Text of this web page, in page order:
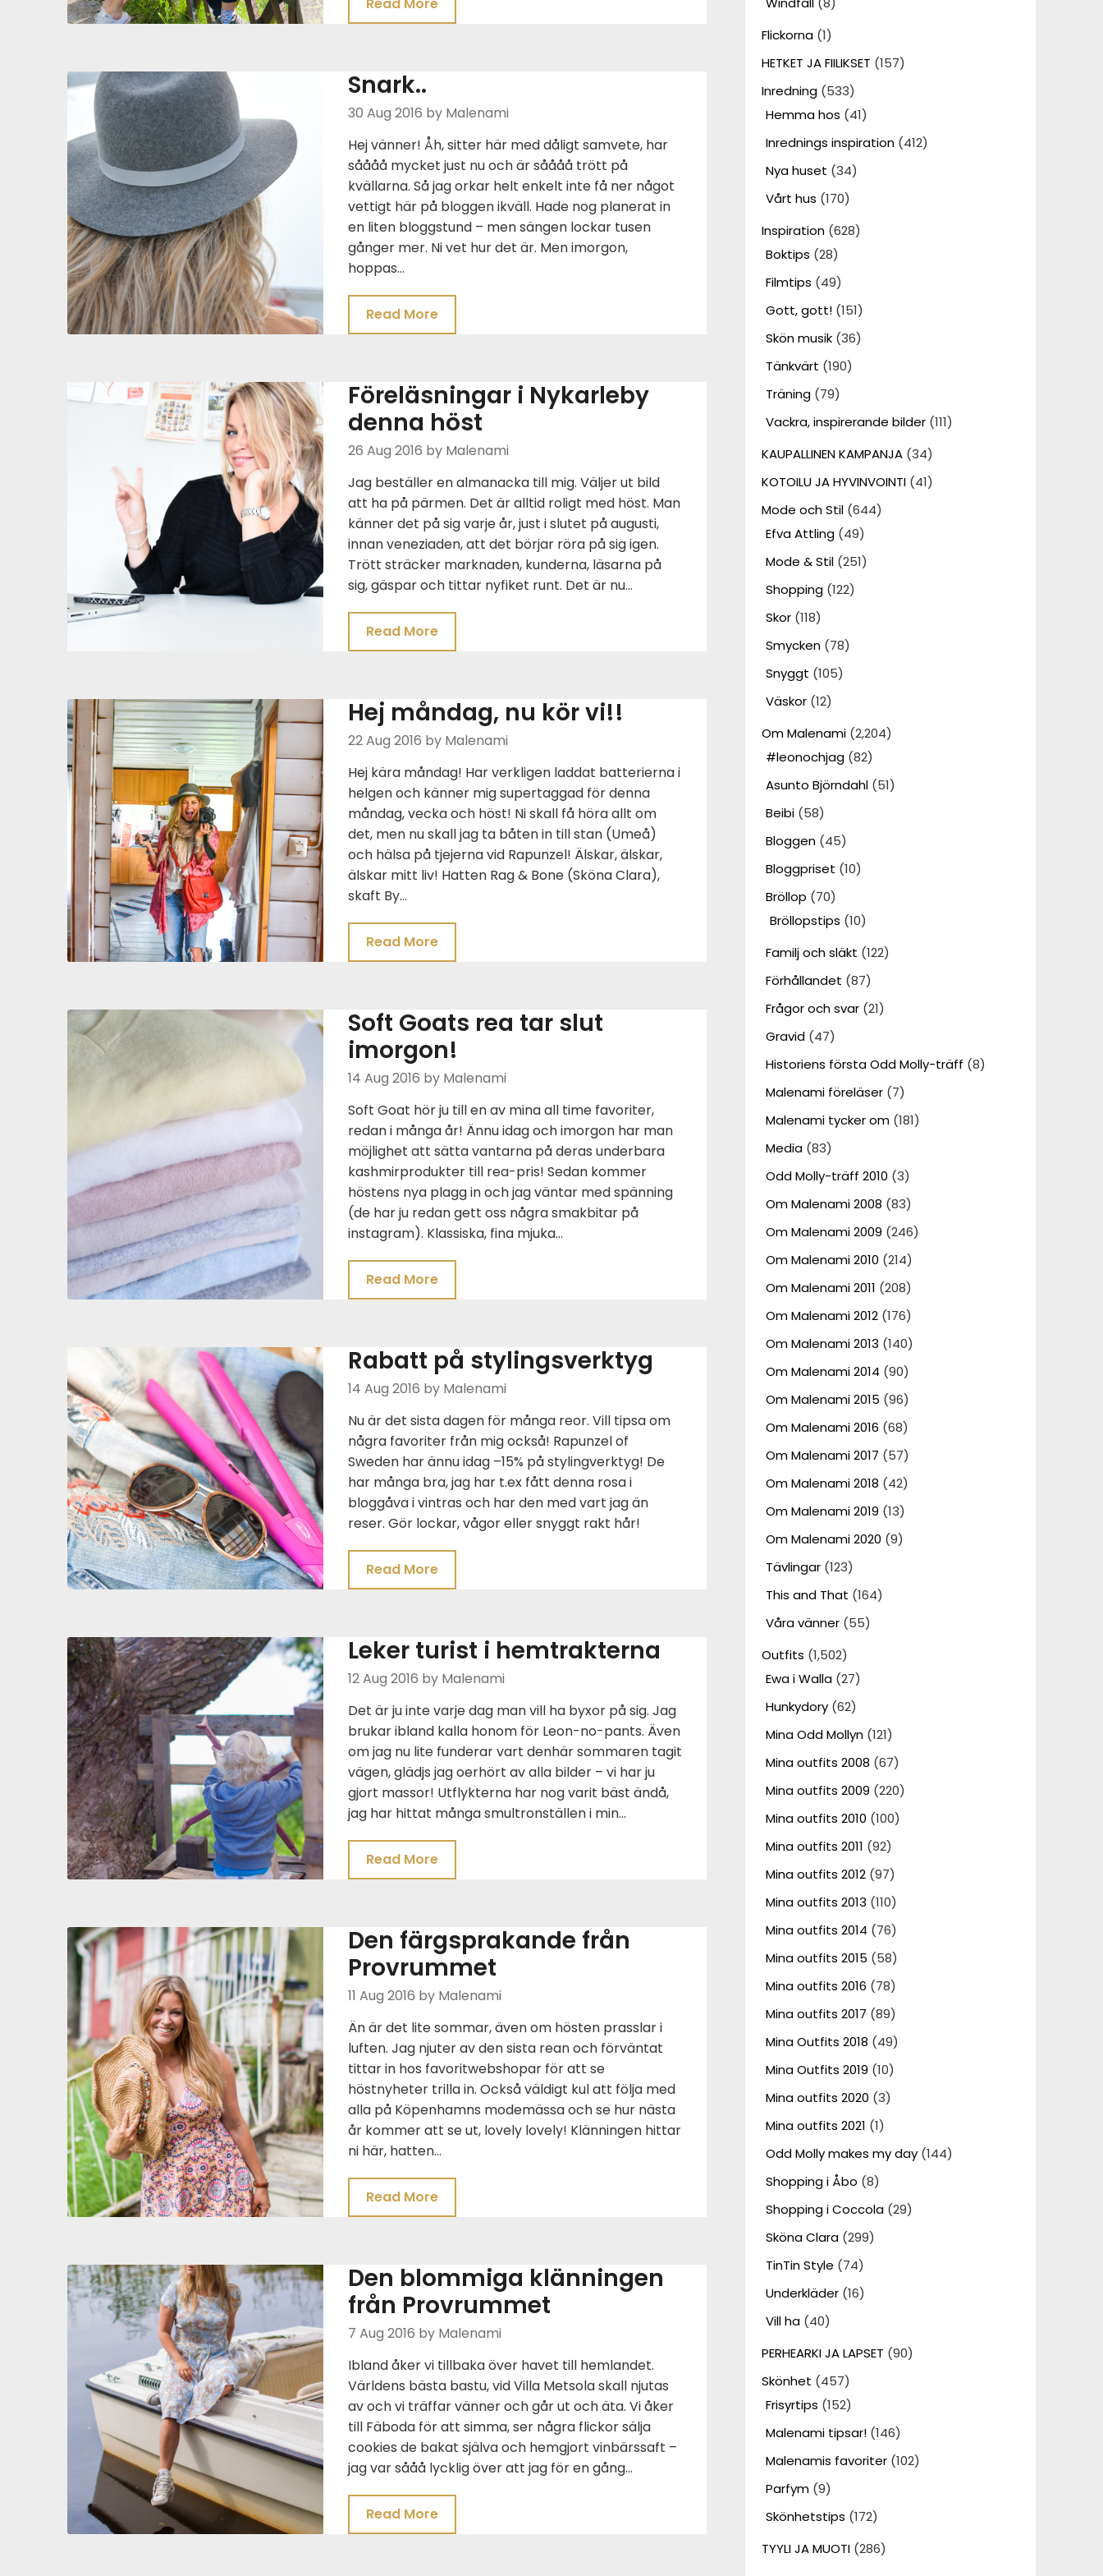
Snark..
30 Aug 2016 by Malenami
Hej vänner! Åh, sitter här med dåligt samvete, har
såååå mycket just nu och är såååå trött på
kvällarna. Så jag orkar helt enkelt inte få ner något
vettigt här på bloggen ikväll. Hade nog planerat in
en liten bloggstund – men sängen lockar tusen
gånger mer. Ni vet hur det är. Men imorgon,
hoppas…
Read More
Föreläsningar i Nykarleby
denna höst
26 Aug 2016 by Malenami
Jag beställer en almanacka till mig. Väljer ut bild
att ha på pärmen. Det är alltid roligt med höst. Man
känner det på sig varje år, just i slutet på augusti,
innan veneziaden, att det börjar röra på sig igen.
Trött sträcker marknaden, kunderna, läsarna på
sig, gäspar och tittar nyfiket runt. Det är nu…
Read More
Hej måndag, nu kör vi!!
22 Aug 2016 by Malenami
Hej kära måndag! Har verkligen laddat batterierna i
helgen och känner mig supertaggad för denna
måndag, vecka och höst! Ni skall få höra allt om
det, men nu skall jag ta båten in till stan (Umeå)
och hälsa på tjejerna vid Rapunzel! Älskar, älskar,
älskar mitt liv! Hatten Rag & Bone (Sköna Clara),
skaft By…
Read More
Soft Goats rea tar slut
imorgon!
14 Aug 2016 by Malenami
Soft Goat hör ju till en av mina all time favoriter,
redan i många år! Ännu idag och imorgon har man
möjlighet att sätta vantarna på deras underbara
kashmirprodukter till rea-pris! Sedan kommer
höstens nya plagg in och jag väntar med spänning
(de har ju redan gett oss några smakbitar på
instagram). Klassiska, fina mjuka…
Read More
Rabatt på stylingsverktyg
14 Aug 2016 by Malenami
Nu är det sista dagen för många reor. Vill tipsa om
några favoriter från mig också! Rapunzel of
Sweden har ännu idag –15% på stylingverktyg! De
har många bra, jag har t.ex fått denna rosa i
bloggåva i vintras och har den med vart jag än
reser. Gör lockar, vågor eller snyggt rakt hår!
Read More
Leker turist i hemtrakterna
12 Aug 2016 by Malenami
Det är ju inte varje dag man vill ha byxor på sig. Jag
brukar ibland kalla honom för Leon-no-pants. Även
om jag nu lite funderar vart denhär sommaren tagit
vägen, glädjs jag oerhört av alla bilder – vi har ju
gjort massor! Utflykterna har nog varit bäst ändå,
jag har hittat många smultronställen i min…
Read More
Den färgsprakande från
Provrummet
11 Aug 2016 by Malenami
Än är det lite sommar, även om hösten prasslar i
luften. Jag njuter av den sista rean och förväntat
tittar in hos favoritwebshopar för att se
höstnyheter trilla in. Också väldigt kul att följa med
alla på Köpenhamns modemässa och se hur nästa
år kommer att se ut, lovely lovely! Klänningen hittar
ni här, hatten…
Read More
Den blommiga klänningen
från Provrummet
7 Aug 2016 by Malenami
Ibland åker vi tillbaka över havet till hemlandet.
Världens bästa bastu, vid Villa Metsola skall njutas
av och vi träffar vänner och går ut och äta. Vi åker
till Fäboda för att simma, ser några flickor sälja
cookies de bakat själva och hemgjort vinbärssaft –
jag var sååå lycklig över att jag för en gång…
Read More
Flickorna(1)
HETKET JA FIILIKSET (157)
Inredning(533)
Hemma hos (41)
Inrednings inspiration(412)
Nya huset (34)
Vårt hus (170)
Inspiration(628)
Boktips (28)
Filmtips (49)
Gott, gott!(151)
Skön musik(36)
Tänkvärt (190)
Träning(79)
Vackra, inspirerande bilder(111)
KAUPALLINEN KAMPANJA(34)
KOTOILU JA HYVINVOINTI(41)
Mode och Stil(644)
Efva Attling(49)
Mode & Stil(251)
Shopping(122)
Skor(118)
Smycken(78)
Snyggt (105)
Väskor(12)
Om Malenami(2,204)
#leonochjag(82)
Asunto Björndahl(51)
Beibi(58)
Bloggen(45)
Bloggpriset (10)
Bröllop (70)
Bröllopstips (10)
Familj och släkt (122)
Förhållandet (87)
Frågor och svar(21)
Gravid(47)
Historiens första Odd Molly-träff (8)
Malenami föreläser(7)
Malenami tycker om(181)
Media(83)
Odd Molly-träff 2010 (3)
Om Malenami 2008 (83)
Om Malenami 2009 (246)
Om Malenami 2010 (214)
Om Malenami 2011 (208)
Om Malenami 2012(176)
Om Malenami 2013 (140)
Om Malenami 2014 (90)
Om Malenami 2015 (96)
Om Malenami 2016 (68)
Om Malenami 2017 (57)
Om Malenami 2018 (42)
Om Malenami 2019 (13)
Om Malenami 2020 (9)
Tävlingar(123)
This and That (164)
Våra vänner(55)
Outfits (1,502)
Ewa i Walla(27)
Hunkydory(62)
Mina Odd Mollyn(121)
Mina outfits 2008 (67)
Mina outfits 2009 (220)
Mina outfits 2010 (100)
Mina outfits 2011 (92)
Mina outfits 2012(97)
Mina outfits 2013 (110)
Mina outfits 2014 (76)
Mina outfits 2015 (58)
Mina outfits 2016 (78)
Mina outfits 2017 (89)
Mina Outfits 2018 (49)
Mina Outfits 2019 (10)
Mina outfits 2020 (3)
Mina outfits 2021 (1)
Odd Molly makes my day(144)
Shopping i Åbo (8)
Shopping i Coccola(29)
Sköna Clara(299)
TinTin Style (74)
Underkläder(16)
Vill ha(40)
PERHEARKI JA LAPSET (90)
Skönhet (457)
Frisyrtips (152)
Malenami tipsar!(146)
Malenamis favoriter(102)
Parfym(9)
Skönhetstips (172)
TYYLI JA MUOTI(286)